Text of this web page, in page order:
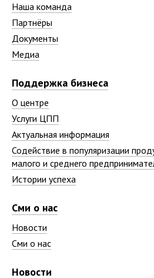
Наша команда
Партнёры
Документы
Медиа
Поддержка бизнеса
О центре
Услуги ЦПП
Актуальная информация
Содействие в популяризации
малого и среднего
Истории успеха
Сми о нас
Новости
Сми о нас
Новости